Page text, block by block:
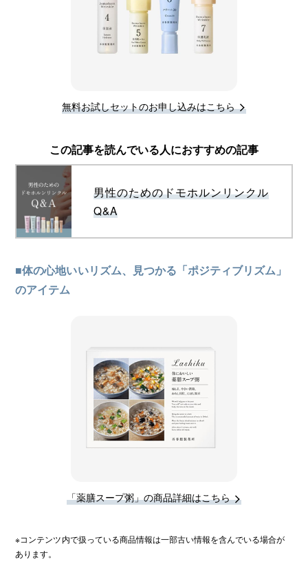
無料お試しセットのお申し込みはこちら
この記事を読んでいる人におすすめの記事
男性のためのドモホルンリンクル
Q&A
■体の心地いいリズム、見つかる「ポジティブリズム」
のアイテム
「薬膳スープ粥」の商品詳細はこちら
※コンテンツ内で扱っている商品情報は一部古い情報を含んでいる場合が
あります。